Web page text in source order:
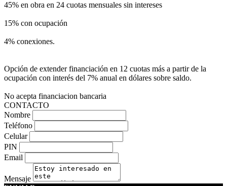
45% en obra en 24 cuotas mensuales sin intereses
15% con ocupación
4% conexiones.
Opción de extender financiación en 12 cuotas más a partir de la
ocupación con interés del 7% anual en dólares sobre saldo.
No acepta financiacion bancaria
CONTACTO
Nombre
Teléfono
Celular
PIN
Email
Mensaje